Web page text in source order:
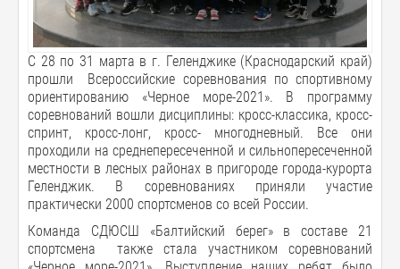
С 28 по 31 марта в г. Геленджике (Краснодарский край)
прошли Всероссийские соревнования по спортивному
ориентированию «Черное море-2021». В программу
соревнований вошли дисциплины: кросс-классика, кросс-
спринт, кросс-лонг, кросс- многодневный. Все они
проходили на среднепересеченной и сильнопересеченной
местности в лесных районах в пригороде города-курорта
Геленджик. В соревнованиях приняли участие
практически 2000 спортсменов со всей России.
Команда СДЮСШ «Балтийский берег» в составе 21
спортсмена также стала участником соревнований